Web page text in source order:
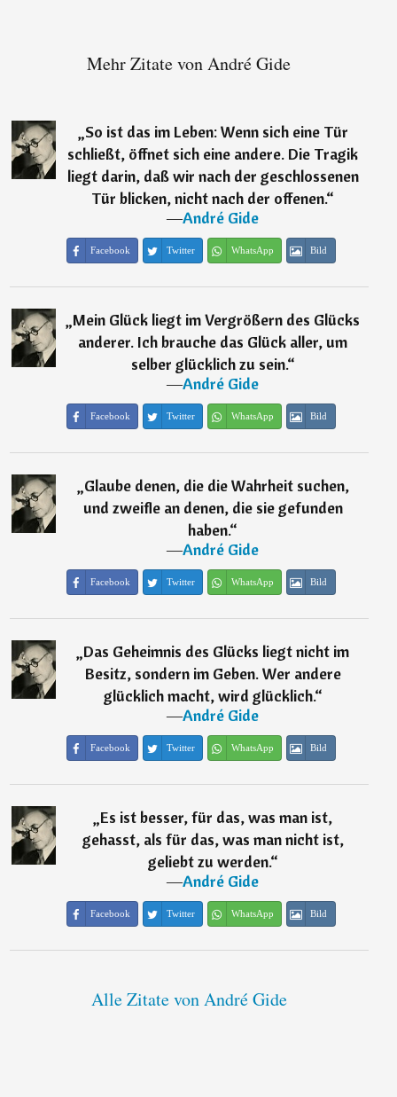
Mehr Zitate von André Gide
„So ist das im Leben: Wenn sich eine Tür
schließt, öffnet sich eine andere. Die Tragik
liegt darin, daß wir nach der geschlossenen
Tür blicken, nicht nach der offenen.“
―André Gide
Facebook Twitter WhatsApp Bild
„Mein Glück liegt im Vergrößern des Glücks
anderer. Ich brauche das Glück aller, um
selber glücklich zu sein.“
―André Gide
Facebook Twitter WhatsApp Bild
„Glaube denen, die die Wahrheit suchen,
und zweifle an denen, die sie gefunden
haben.“
―André Gide
Facebook Twitter WhatsApp Bild
„Das Geheimnis des Glücks liegt nicht im
Besitz, sondern im Geben. Wer andere
glücklich macht, wird glücklich.“
―André Gide
Facebook Twitter WhatsApp Bild
„Es ist besser, für das, was man ist,
gehasst, als für das, was man nicht ist,
geliebt zu werden.“
―André Gide
Facebook Twitter WhatsApp Bild
Alle Zitate von André Gide